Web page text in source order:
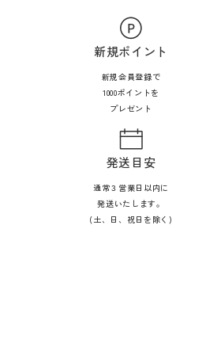
新規ポイント
新規会員登録で
1000ポイントを
プレゼント
発送目安
通常３営業日以内に
発送いたします。
(土、日、祝日を除く)